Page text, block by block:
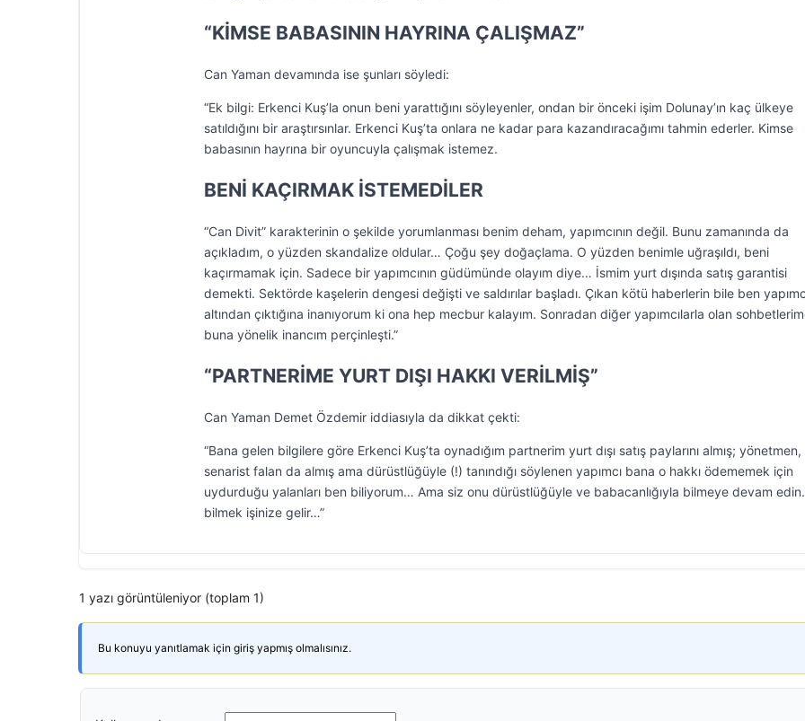
“KİMSE BABASININ HAYRINA ÇALIŞMAZ”
Can Yaman devamında ise şunları söyledi:
“Ek bilgi: Erkenci Kuş’la onun beni yarattığını söyleyenler, ondan bir önceki işim Dolunay’ın kaç ülkeye
satıldığını bir araştırsınlar. Erkenci Kuş’ta onlara ne kadar para kazandıracağımı tahmin ederler. Kimse
babasının hayrına bir oyuncuyla çalışmak istemez.
BENİ KAÇIRMAK İSTEMEDİLER
“Can Divit” karakterinin o şekilde yorumlanması benim deham, yapımcının değil. Bunu zamanında da
açıkladım, o yüzden skandalize oldular… Çoğu şey doğaçlama. O yüzden benimle uğraşıldı, beni
kaçırmamak için. Sadece bir yapımcının güdümünde olayım diye… İsmim yurt dışında satış garantisi
demekti. Sektörde kaşelerin dengesi değişti ve saldırılar başladı. Çıkan kötü haberlerin bile ben
altından çıktığına inanıyorum ki ona hep mecbur kalayım. Sonradan diğer yapımcılarla olan
buna yönelik inancım perçinleşti.”
“PARTNERİME YURT DIŞI HAKKI VERİLMİŞ”
Can Yaman Demet Özdemir iddiasıyla da dikkat çekti:
“Bana gelen bilgilere göre Erkenci Kuş’ta oynadığım partnerim yurt dışı satış paylarını almış; yönetmen,
senarist falan da almış ama dürüstlüğüyle (!) tanındığı söylenen yapımcı bana o hakkı ödememek için
uydurduğu yalanları ben biliyorum… Ama siz onu dürüstlüğüyle ve babacanlığıyla bilmeye devam
bilmek işinize gelir…”
1 yazı görüntüleniyor (toplam 1)
Bu konuyu yanıtlamak için giriş yapmış olmalısınız.